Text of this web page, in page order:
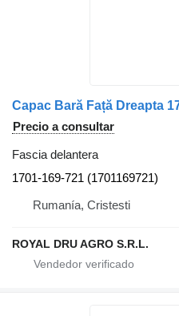
Precio a consultar
Fascia delantera
1701-169-721 (1701169721)
Rumanía, Cristesti
ROYAL DRU AGRO S.R.L.